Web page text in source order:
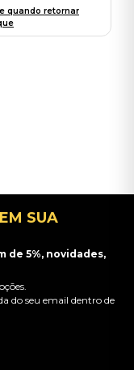
quando retornar
SUA
de 5%, novidades,
do seu email dentro de